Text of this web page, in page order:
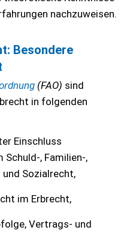
nachzuweisen.
Besondere
(FAO) sind
in folgenden
Einschluss
Schuld-, Familien-,
Sozialrecht,
im Erbrecht,
Vertrags- und